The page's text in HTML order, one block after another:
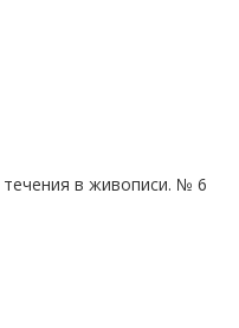
в живописи. № 6